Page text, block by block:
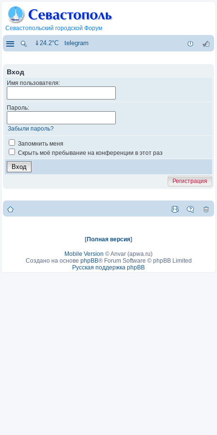
Севастопольский городской Форум
⇓24.2°C telegram
Вход
Имя пользователя:
Пароль:
Забыли пароль?
Запомнить меня
Скрыть моё пребывание на конференции в этот раз
Регистрация
[Полная версия]
Mobile Version ©Anvar (apwa.ru)
Создано на основе phpBB® Forum Software © phpBB Limited
Русская поддержка phpBB